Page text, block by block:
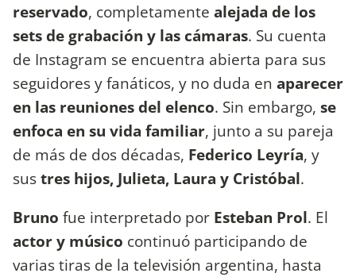
reservado, completamente alejada de los
sets de grabación y las cámaras. Su cuenta
de Instagram se encuentra abierta para sus
seguidores y fanáticos, y no duda en aparecer
en las reuniones del elenco. Sin embargo, se
enfoca en su vida familiar, junto a su pareja
de más de dos décadas, Federico Leyría, y
sustres hijos, Julieta, Laura y Cristóbal.
Bruno fue interpretado por Esteban Prol. El
actor y músico continuó participando de
varias tiras de la televisión argentina, hasta